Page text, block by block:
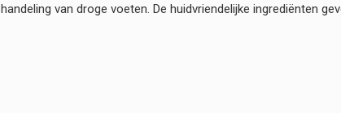
van droge voeten. De huidvriendelijke ingrediënten